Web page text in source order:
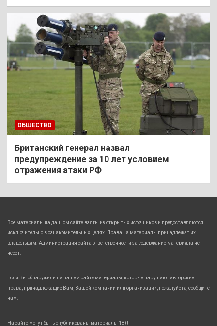
ОБЩЕСТВО
Британский генерал назвал
предупреждение за 10 лет условием
отражения атаки РФ
Все материалы на данном сайте взяты из открытых источников и предоставляются
исключительно в ознакомительных целях. Права на материалы принадлежат их
владельцам. Администрация сайта ответственности за содержание материала не
несет.
Если Вы обнаружили на нашем сайте материалы, которые нарушают авторские
права, принадлежащие Вам, Вашей компании или организации, пожалуйста, сообщите
нам.
На сайте могут быть опубликованы материалы 18+!